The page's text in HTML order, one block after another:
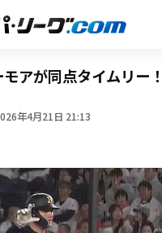
モアが同点タイムリ
年4月21日 21:13